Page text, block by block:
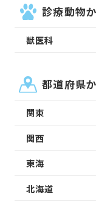
診療動物
獣医科
都道府県
関東
関西
東海
北海道